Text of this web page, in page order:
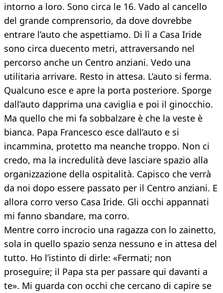
intorno a loro. Sono circa le 16. Vado al cancello
del grande comprensorio, da dove dovrebbe
entrare l’auto che aspettiamo. Di lì a Casa Iride
sono circa duecento metri, attraversando nel
percorso anche un Centro anziani. Vedo una
utilitaria arrivare. Resto in attesa. L’auto si ferma.
Qualcuno esce e apre la porta posteriore. Sporge
dall’auto dapprima una caviglia e poi il ginocchio.
Ma quello che mi fa sobbalzare è che la veste è
bianca. Papa Francesco esce dall’auto e si
incammina, protetto ma neanche troppo. Non ci
credo, ma la incredulità deve lasciare spazio alla
organizzazione della ospitalità. Capisco che verrà
da noi dopo essere passato per il Centro anziani. E
allora corro verso Casa Iride. Gli occhi appannati
mi fanno sbandare, ma corro.
Mentre corro incrocio una ragazza con lo zainetto,
sola in quello spazio senza nessuno e in attesa del
tutto. Ho l’istinto di dirle: «Fermati; non
proseguire; il Papa sta per passare qui davanti a
te». Mi guarda con occhi che cercano di capire se